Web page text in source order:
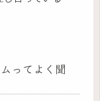
ってよく聞